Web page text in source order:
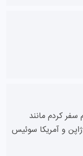
کردم مانند
و آمریکا سوئیس